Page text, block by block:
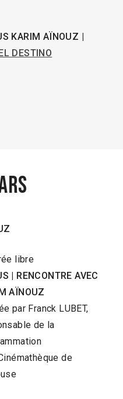
KARIM AÏNOUZ |
DESTINO
libre
| RENCONTRE AVEC
AÏNOUZ
par Franck LUBET,
de la
de